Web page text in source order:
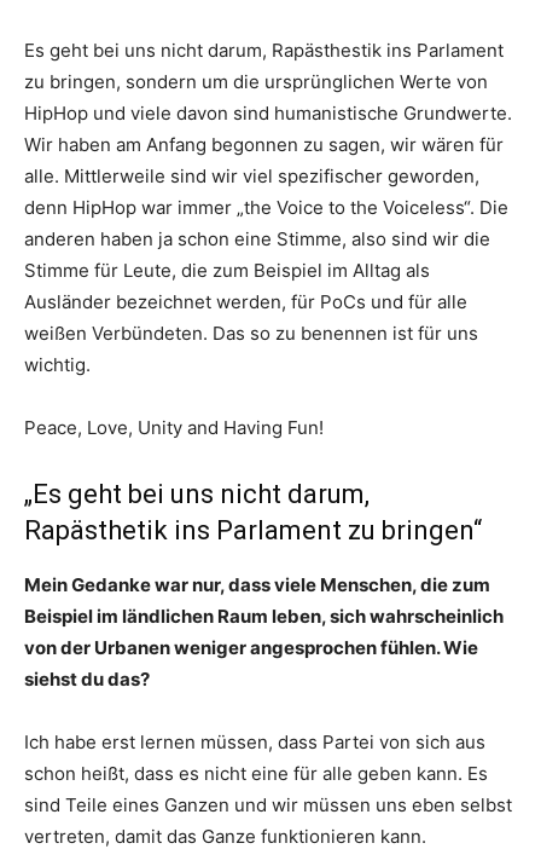
Es geht bei uns nicht darum, Rapästhestik ins Parlament
zu bringen, sondern um die ursprünglichen Werte von
HipHop und viele davon sind humanistische Grundwerte.
Wir haben am Anfang begonnen zu sagen, wir wären für
alle. Mittlerweile sind wir viel spezifischer geworden,
denn HipHop war immer „the Voice to the Voiceless“. Die
anderen haben ja schon eine Stimme, also sind wir die
Stimme für Leute, die zum Beispiel im Alltag als
Ausländer bezeichnet werden, für PoCs und für alle
weißen Verbündeten. Das so zu benennen ist für uns
wichtig.
Peace, Love, Unity and Having Fun!
„Es geht bei uns nicht darum,
Rapästhetik ins Parlament zu bringen“
Mein Gedanke war nur, dass viele Menschen, die zum
Beispiel im ländlichen Raum leben, sich wahrscheinlich
von der Urbanen weniger angesprochen fühlen. Wie
siehst du das?
Ich habe erst lernen müssen, dass Partei von sich aus
schon heißt, dass es nicht eine für alle geben kann. Es
sind Teile eines Ganzen und wir müssen uns eben selbst
vertreten, damit das Ganze funktionieren kann.